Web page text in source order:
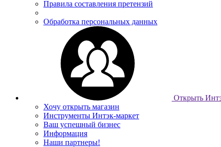
Правила составления претензий
Обработка персональных данных
Открыть
Хочу открыть магазин
Инструменты Интэк-маркет
Ваш успешный бизнес
Информация
Наши партнеры!